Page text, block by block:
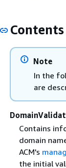
Contents
Note
In the
are
Contains
domain
ACM's
the initial